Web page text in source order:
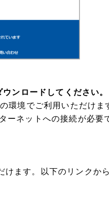
ンロードしてください。
環境でご利用いただけま
ーネットへの接続が必要
ます。以下のリンクか